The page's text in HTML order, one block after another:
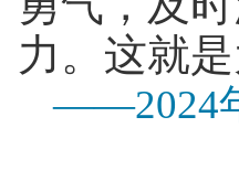
力。这就
——2024